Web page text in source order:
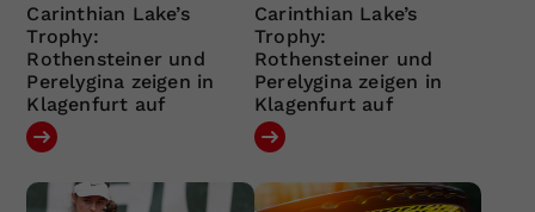
Carinthian Lake’s
Trophy:
Rothensteiner und
Perelygina zeigen in
Klagenfurt auf
Carinthian Lake’s
Trophy:
Rothensteiner und
Perelygina zeigen in
Klagenfurt auf